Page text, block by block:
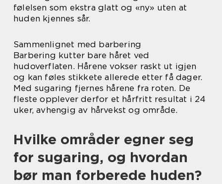
følelsen som ekstra glatt og «ny» uten at
huden kjennes sår.
Sammenlignet med barbering
Barbering kutter bare håret ved
hudoverflaten. Hårene vokser raskt ut igjen
og kan føles stikkete allerede etter få dager.
Med sugaring fjernes hårene fra roten. De
fleste opplever derfor et hårfritt resultat i 24
uker, avhengig av hårvekst og område.
Hvilke områder egner seg
for sugaring, og hvordan
bør man forberede huden?